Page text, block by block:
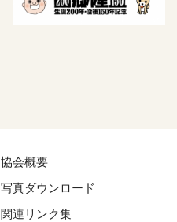
協会概要
写真ダウンロード
関連リンク集